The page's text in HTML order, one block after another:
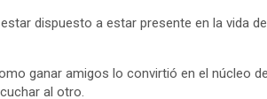
dispuesto a estar presente en la vida
ganar amigos lo convirtió en el núcleo
al otro.